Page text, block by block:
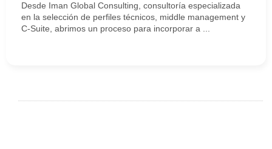
Desde Iman Global Consulting, consultoría especializada
en la selección de perfiles técnicos, middle management y
C-Suite, abrimos un proceso para incorporar a ...